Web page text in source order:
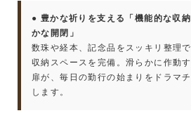
● 豊かな祈りを支える「機能的な収
かな開閉」
数珠や経本、記念品をスッキリ整理
収納スペースを完備。滑らかに作動
扉が、毎日の勤行の始まりをドラマ
します。